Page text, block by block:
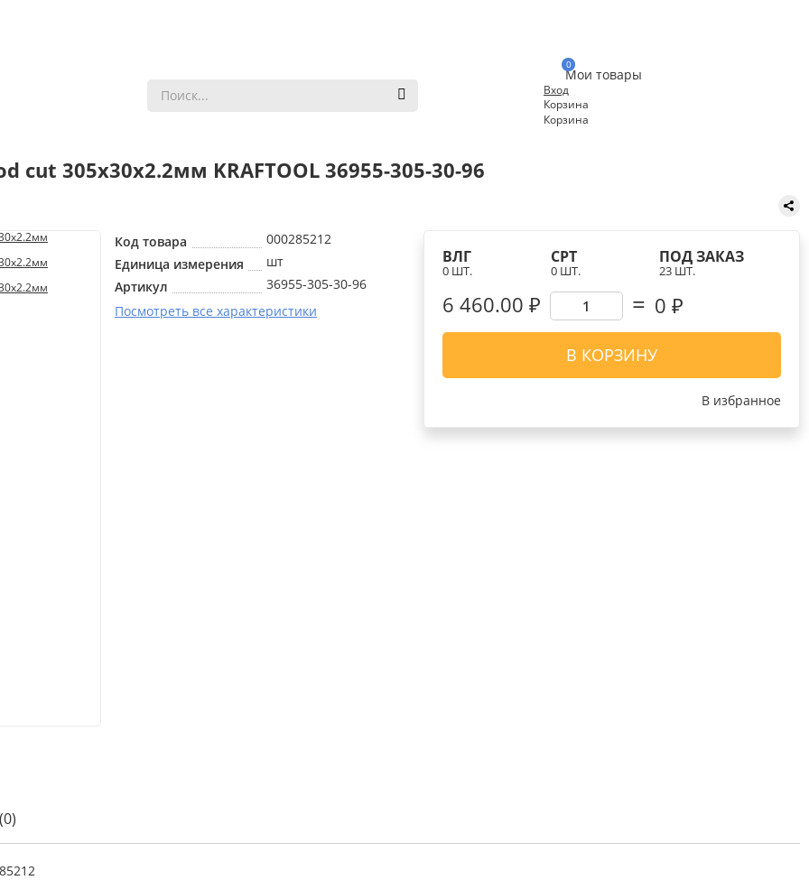
0
Мои товары
Вход
Корзина
Корзина
305х30x2.2мм KRAFTOOL 36955-305-30-96
Код товара
000285212
Единица измерения
шт
Артикул
36955-305-30-96
Посмотреть все характеристики
ВЛГ
0 ШТ.
СРТ
0 ШТ.
ПОД ЗАКАЗ
23 ШТ.
6 460.00 ₽ 0 ₽
В КОРЗИНУ
В избранное